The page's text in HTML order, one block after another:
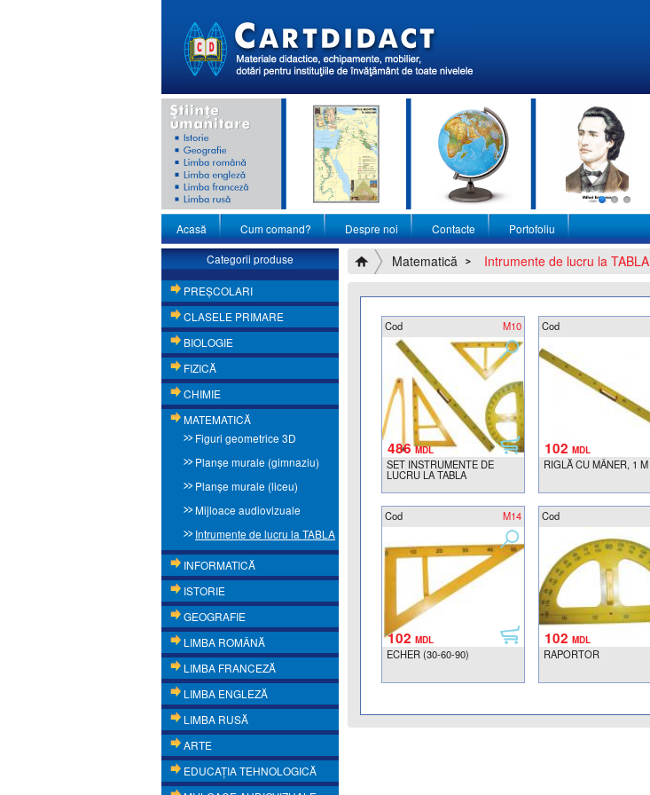
Acasă Cum comand? Despre noi Contacte Portofoliu
Categorii produse
PREŞCOLARI
CLASELE PRIMARE
BIOLOGIE
FIZICĂ
CHIMIE
MATEMATICĂ
Figuri geometrice 3D
Planşe murale (gimnaziu)
Planşe murale (liceu)
Mijloace audiovizuale
Intrumente de lucru la TABLA
INFORMATICĂ
ISTORIE
GEOGRAFIE
LIMBA ROMÂNĂ
LIMBA FRANCEZĂ
LIMBA ENGLEZĂ
LIMBA RUSĂ
ARTE
EDUCAŢIA TEHNOLOGICĂ
Matematică Intrumente de lucru la TABLA
Cod M10
SET INSTRUMENTE DE
LUCRU LA TABLA
486MDL
Cod
RIGLĂ CU MÂNER, 1 M
102MDL
Cod M14
ECHER (30-60-90)
102 MDL
Cod
RAPORTOR
102MDL